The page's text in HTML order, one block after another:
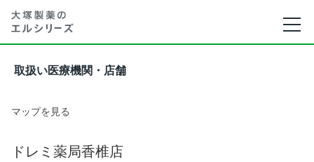
取扱い医療機関・店舗
マップを見る
ドレミ薬局香椎店